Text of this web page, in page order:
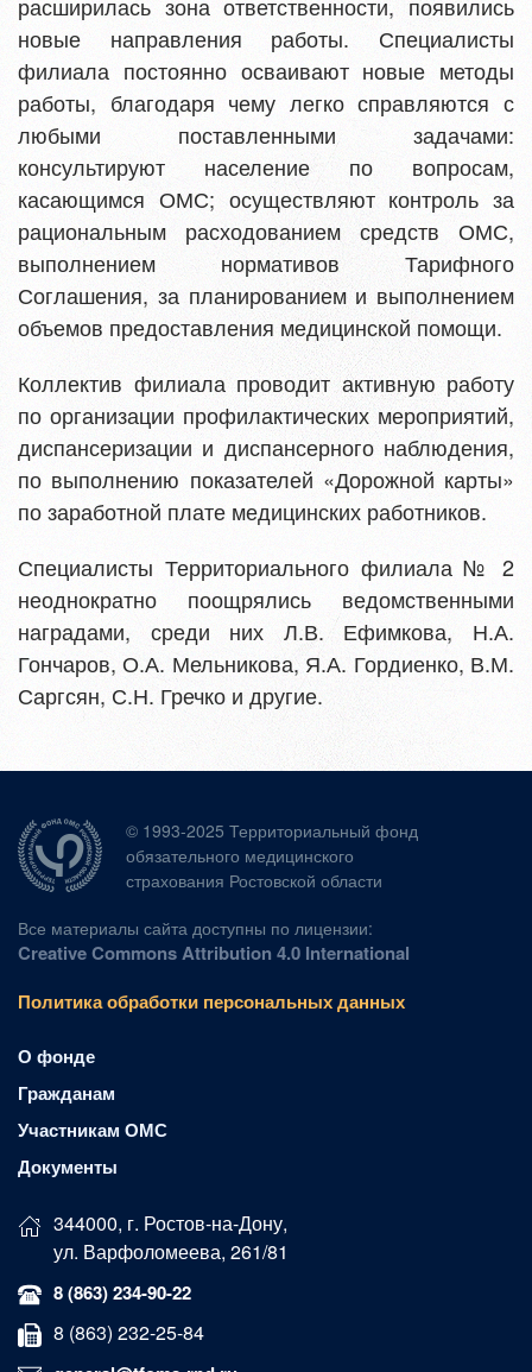
новые направления работы. Специалисты
филиала постоянно осваивают новые методы
работы, благодаря чему легко справляются с
любыми поставленными задачами:
консультируют население по вопросам,
касающимся ОМС; осуществляют контроль за
рациональным расходованием средств ОМС,
выполнением нормативов Тарифного
Соглашения, за планированием и выполнением
объемов предоставления медицинской помощи.
Коллектив филиала проводит активную работу
по организации профилактических мероприятий,
диспансеризации и диспансерного наблюдения,
по выполнению показателей «Дорожной карты»
по заработной плате медицинских работников.
Специалисты Территориального филиала № 2
неоднократно поощрялись ведомственными
наградами, среди них Л.В. Ефимкова, Н.А.
Гончаров, О.А. Мельникова, Я.А. Гордиенко, В.М.
Саргсян, С.Н. Гречко и другие.
© 1993-2025 Территориальный фонд
обязательного медицинского
страхования Ростовской области
Все материалы сайта доступны по лицензии:
Creative Commons Attribution 4.0 International
Политика обработки персональных данных
О фонде
Гражданам
Участникам ОМС
Документы
344000, г. Ростов-на-Дону,
ул. Варфоломеева, 261/81
8 (863) 234-90-22
8 (863) 232-25-84